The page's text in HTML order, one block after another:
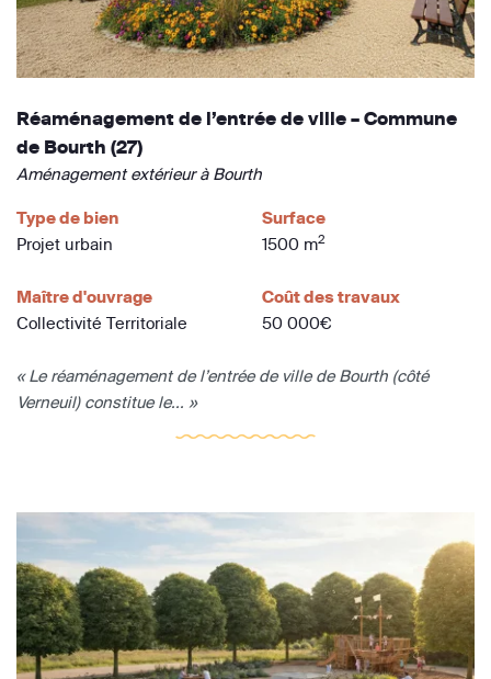
Réaménagement de l’entrée de ville – Commune
de Bourth (27)
Aménagement extérieur à Bourth
Type de bien
Projet urbain
Surface
1500 m2
Maître d'ouvrage
Collectivité Territoriale
Coût des travaux
50 000€
« Le réaménagement de l’entrée de ville de Bourth (côté
Verneuil) constitue le... »